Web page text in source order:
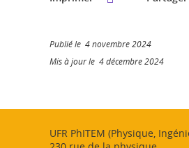
Publié le 4 novembre 2024
Mis à jour le 4 décembre 2024
UFR PhITEM (Physique,